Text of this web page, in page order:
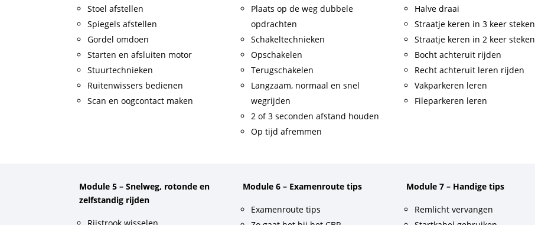
Stoel afstellen
Spiegels afstellen
Gordel omdoen
Starten en afsluiten motor
Stuurtechnieken
Ruitenwissers bedienen
Scan en oogcontact maken
Plaats op de weg dubbele
opdrachten
Schakeltechnieken
Opschakelen
Terugschakelen
Langzaam, normaal en snel
wegrijden
2 of 3 seconden afstand houden
Op tijd afremmen
Halve draai
Straatje keren in 3 keer steken
Straatje keren in 2 keer steken
Bocht achteruit rijden
Recht achteruit leren rijden
Vakparkeren leren
Fileparkeren leren
Module 5 – Snelweg, rotonde en
zelfstandig rijden
Module 6 – Examenroute tips
Examenroute tips
Module 7 – Handige tips
Remlicht vervangen